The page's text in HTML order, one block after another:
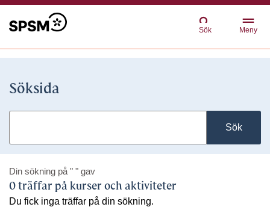
Sök Meny
Söksida
Sök
Din sökning på " " gav
0 träffar på kurser och aktiviteter
Du fick inga träffar på din sökning.